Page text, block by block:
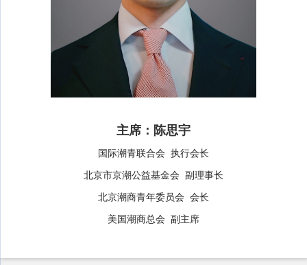
主席：陈思宇
国际潮青联合会 执行会长
北京市京潮公益基金会 副理事长
北京潮商青年委员会 会长
美国潮商总会 副主席